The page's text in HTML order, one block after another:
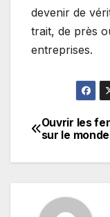
devenir de
trait, de près
entreprises.
de
Ouvrir les
sur le monde